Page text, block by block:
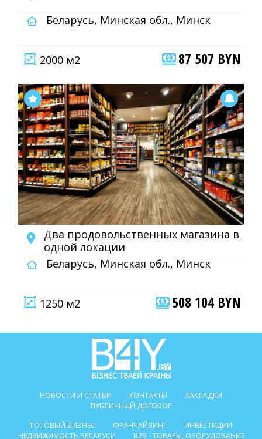
Беларусь, Минская обл., Минск
2000 м2 87 507 BYN
Два продовольственных магазина в
одной локации
Беларусь, Минская обл., Минск
1250 м2 508 104 BYN
НОВОСТИ И СТАТЬИ КОНТАКТЫ
ЗАКЛАДКИ
ПУБЛИЧНЫЙ ДОГОВОР
ГОТОВЫЙ БИЗНЕС
ФРАНЧАЙЗИНГ
ИНВЕСТИЦИИ
НЕДВИЖИМОСТЬ БЕЛАРУСИ
B2B - ТОВАРЫ, ОБОРУДОВАНИЕ